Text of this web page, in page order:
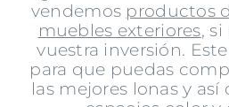
vendemos productos
muebles exteriores,
vuestra inversión.
para que puedas
las mejores lonas y así